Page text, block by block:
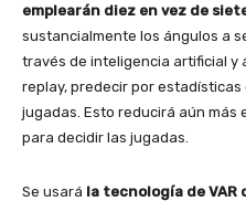
emplearán diez en vez de
sustancialmente los ángulos a
través de inteligencia artificial y
replay, predecir por
jugadas. Esto reducirá aún más
para decidir las jugadas.
Se usará la tecnología de VAR